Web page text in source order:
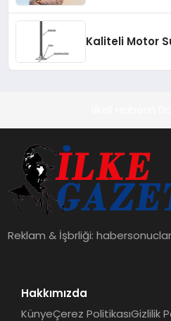
Kaliteli Motor
Reklam & İşbrliği:
Hakkımızda
KünyeÇerez PolitikasıGizlilik